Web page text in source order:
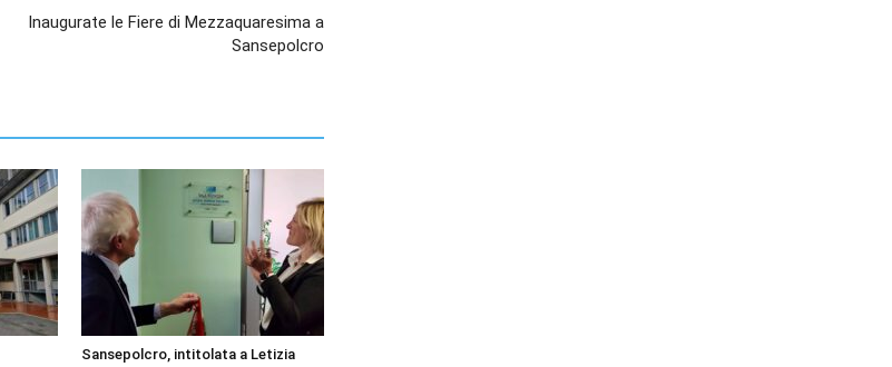
Inaugurate le Fiere di Mezzaquaresima a
Sansepolcro
Sansepolcro, intitolata a Letizia